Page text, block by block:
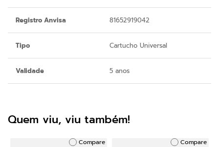
Registro Anvisa 81652919042
Tipo Cartucho Universal
Validade 5 anos
Quem viu, viu também!
Compare Compare